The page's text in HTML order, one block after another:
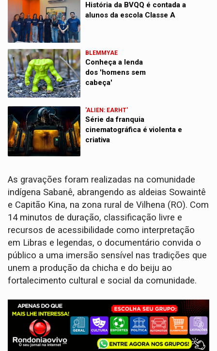
História da BVQQ é contada a
alunos da escola Classe A
BLEMMYAE
Conheça a lenda
dos 'homens sem
cabeça'
'ALIEN: EARHT'
Série da franquia
cinematográfica é violenta e
criativa
As gravações foram realizadas na comunidade
indígena Sabanê, abrangendo as aldeias Sowaintê
e Capitão Kina, na zona rural de Vilhena (RO). Com
14 minutos de duração, classificação livre e
recursos de acessibilidade como interpretação
em Libras e legendas, o documentário convida o
público a uma imersão sensível nas tradições que
unem a produção da chicha e do beiju ao
fortalecimento cultural e social da comunidade.